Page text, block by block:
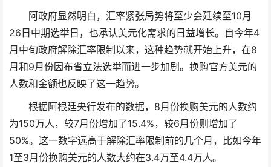
阿政府显然明白，汇率紧张局势将至少会延续至10月
26日中期选举日，也承认美元化需求的日益增长。自今年4
月中旬政府解除汇率限制以来，这种趋势就开始上升，在8
月和9月份因布省立法选举而进一步加剧。换购官方美元的
人数和金额也反映了这一趋势。
根据阿根廷央行发布的数据，8月份换购美元的人数约
为150万人，较7月份增加了15.4%，较6月份则增加了
50%。这一数字远高于解除汇率限制前的几个月，比如今年
1至3月份换购美元的人数大约在3.4万至4.4万人。